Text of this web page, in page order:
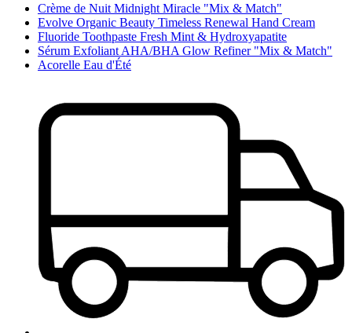
Crème de Nuit Midnight Miracle "Mix & Match"
Evolve Organic Beauty Timeless Renewal Hand Cream
Fluoride Toothpaste Fresh Mint & Hydroxyapatite
Sérum Exfoliant AHA/BHA Glow Refiner "Mix & Match"
Acorelle Eau d'Été